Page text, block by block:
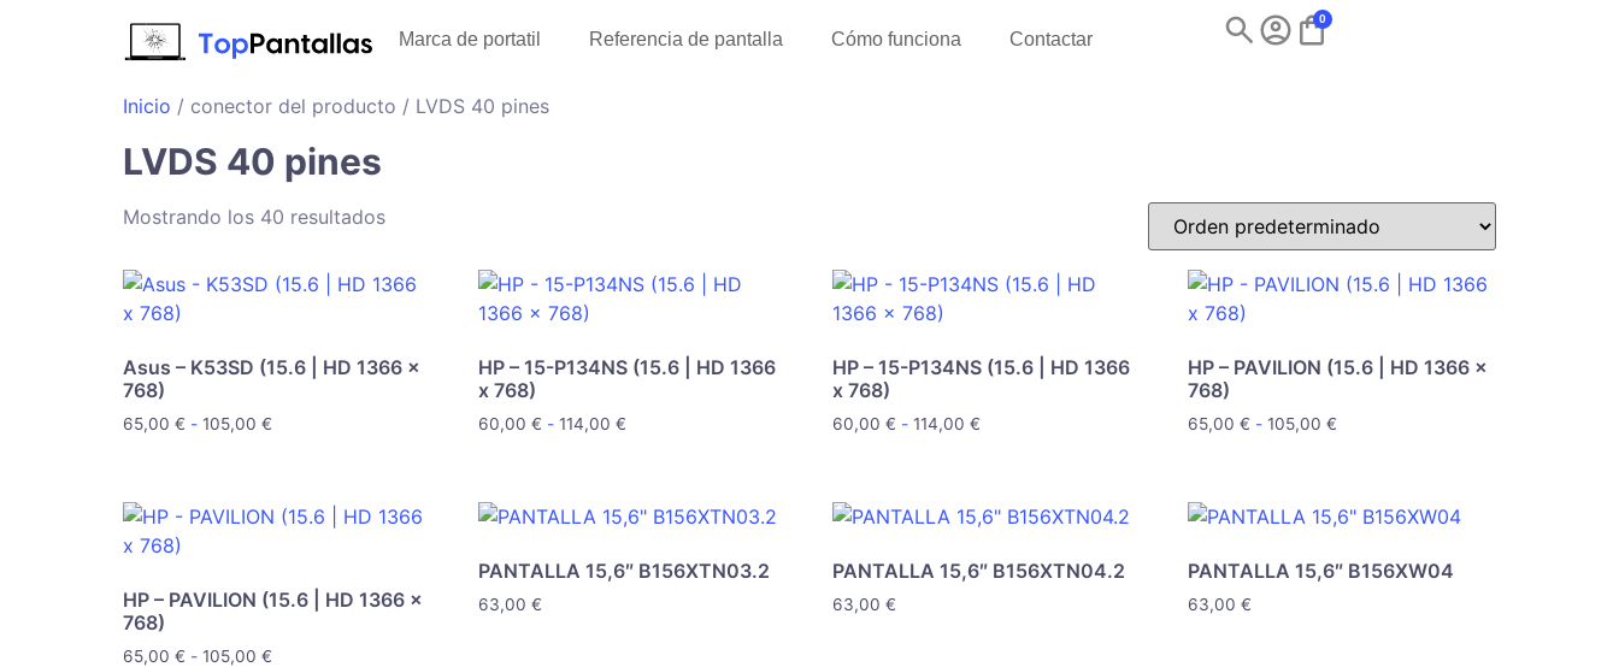
Marca de portatil Referencia de pantalla Cómo funciona Contactar
0
Inicio / conector del producto / LVDS 40 pines
LVDS 40 pines
Mostrando los 40 resultados
Asus – K53SD (15.6 | HD 1366 x
768)
65,00 € - 105,00 €
HP – 15-P134NS (15.6 | HD 1366
x 768)
60,00 € - 114,00 €
HP – 15-P134NS (15.6 | HD 1366
x 768)
60,00€ - 114,00€
HP – PAVILION (15.6 | HD 1366 x
768)
65,00€ - 105,00€
HP – PAVILION (15.6 | HD 1366 x
768)
65,00 € - 105,00 €
PANTALLA 15,6″ B156XTN03.2
63,00 €
PANTALLA 15,6″ B156XTN04.2
63,00€
PANTALLA 15,6″ B156XW04
63,00€